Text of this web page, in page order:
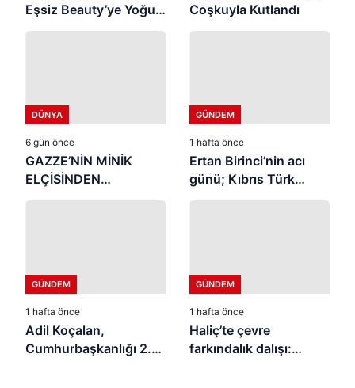
Eşsiz Beauty’ye Yoğun
İlgi ⭐
Coşkuyla Kutlandı
DÜNYA
6 gün önce
GAZZE’NİN MİNİK
ELÇİSİNDEN
İSTANBUL’DA
GÜNDEM
1 hafta önce
Ertan Birinci’nin acı
günü; Kıbrıs Türk
halkının mücahit ruhlu
GÜNDEM
1 hafta önce
Adil Koçalan,
Cumhurbaşkanlığı 2.
GÜNDEM
1 hafta önce
Haliç’te çevre
farkındalık dalışı: